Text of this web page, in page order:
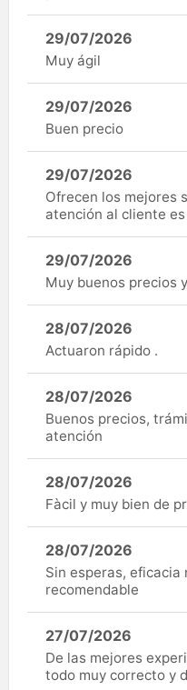
29/07/2026
Muy ágil
29/07/2026
Buen precio
29/07/2026
Ofrecen los mejores
atención al cliente
29/07/2026
Muy buenos precios
28/07/2026
Actuaron rápido .
28/07/2026
Buenos precios,
atención
28/07/2026
Fàcil y muy bien de
28/07/2026
Sin esperas, eficacia
recomendable
27/07/2026
De las mejores
todo muy correcto y